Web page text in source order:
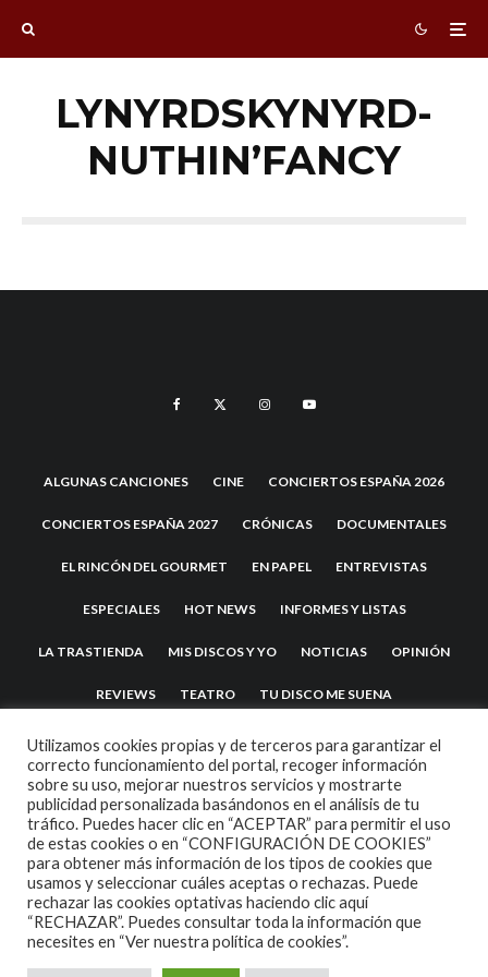
LYNYRDSKYNYRD-
NUTHIN’FANCY
ALGUNAS CANCIONES CINE CONCIERTOS ESPAÑA 2026
CONCIERTOS ESPAÑA 2027 CRÓNICAS DOCUMENTALES
EL RINCÓN DEL GOURMET EN PAPEL ENTREVISTAS
ESPECIALES HOT NEWS INFORMES Y LISTAS
LA TRASTIENDA MIS DISCOS Y YO NOTICIAS OPINIÓN
REVIEWS TEATRO TU DISCO ME SUENA
2007 COPYRIGHT -CODETIPITHEME
Utilizamos cookies propias y de terceros para garantizar el
correcto funcionamiento del portal, recoger información
sobre su uso, mejorar nuestros servicios y mostrarte
publicidad personalizada basándonos en el análisis de tu
tráfico. Puedes hacer clic en “ACEPTAR” para permitir el uso
de estas cookies o en “CONFIGURACIÓN DE COOKIES”
para obtener más información de los tipos de cookies que
usamos y seleccionar cuáles aceptas o rechazas. Puede
rechazar las cookies optativas haciendo clic aquí
“RECHAZAR”. Puedes consultar toda la información que
necesites en “Ver nuestra política de cookies”.